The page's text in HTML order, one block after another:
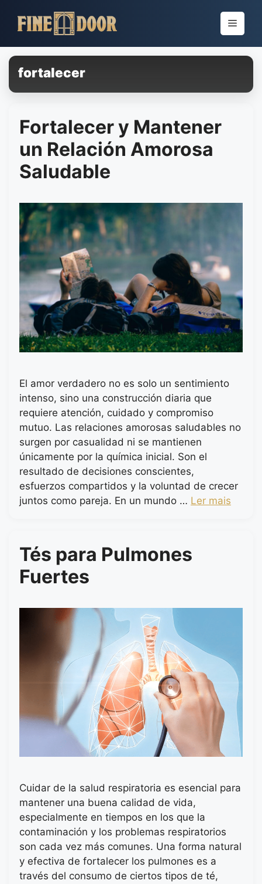
para
conteúdo
Menu
fortalecer
Fortalecer y Mantener
un Relación Amorosa
Saludable
El amor verdadero no es solo un sentimiento
intenso, sino una construcción diaria que
requiere atención, cuidado y compromiso
mutuo. Las relaciones amorosas saludables no
surgen por casualidad ni se mantienen
únicamente por la química inicial. Son el
resultado de decisiones conscientes,
esfuerzos compartidos y la voluntad de crecer
juntos como pareja. En un mundo … Ler mais
Tés para Pulmones
Fuertes
Cuidar de la salud respiratoria es esencial para
mantener una buena calidad de vida,
especialmente en tiempos en los que la
contaminación y los problemas respiratorios
son cada vez más comunes. Una forma natural
y efectiva de fortalecer los pulmones es a
través del consumo de ciertos tipos de té,